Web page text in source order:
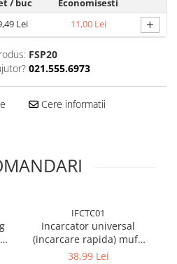
/ buc
Economisesti
Lei 11,00 Lei +
FSP20
021.555.6973
Cere informatii
IFCTC01
Incarcator universal
(incarcare rapida) mufa
Type-C 20W - Alb
38,99 Lei